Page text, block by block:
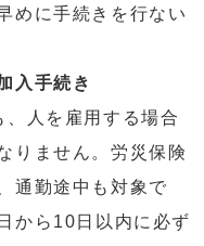
めに手続きを行ない
入手続き
人を雇用する場合
りません。労災保険
通勤途中も対象で
から10日以内に必ず